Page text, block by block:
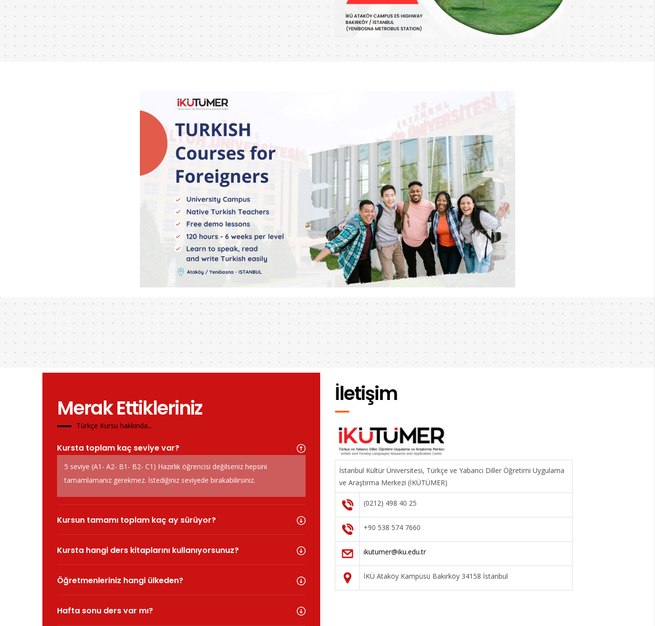
Merak Ettikleriniz
Türkçe Kursu hakkında...
Kursta toplam kaç seviye var?
5 seviye (A1- A2- B1- B2- C1) Hazırlık öğrencisi değilseniz hepsini
tamamlamanız gerekmez. İstediğiniz seviyede bırakabilirsiniz.
Kursun tamamı toplam kaç ay sürüyor?
Kursta hangi ders kitaplarını kullanıyorsunuz?
Öğretmenleriniz hangi ülkeden?
Hafta sonu ders var mı?
İletişim
İstanbul Kültür Üniversitesi, Türkçe ve Yabancı Diller Öğretimi Uygulama
ve Araştırma Merkezi (İKÜTÜMER)
(0212) 498 40 25
+90 538 574 7660
ikutumer@iku.edu.tr
İKÜ Ataköy Kampüsü Bakırköy 34158 İstanbul